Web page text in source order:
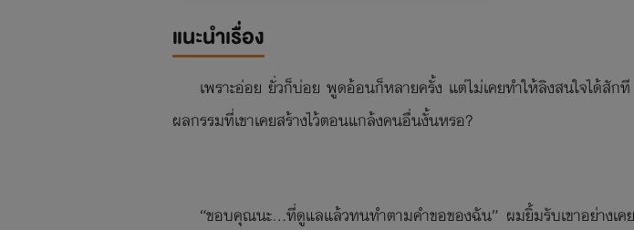
แนะนำเรื่อง
เพราะอ่อย ยั่วก็บ่อย พูดอ้อนก็หลายครั้ง แต่ไม่เคยทำให้ลิงสนใจได้สั
ผลกรรมที่เขาเคยสร้างไว้ตอนแกล้งคนอื่นงั้นหรอ?
“ขอบคุณนะ...ที่ดูแลแล้วทนทำตามคำขอของฉัน” ผมยิ้มรับเขาอย่าง